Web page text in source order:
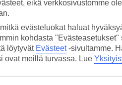
eikä verkkosivustomme
evästeluokat haluat
kohdasta "Evästeasetukset"
löytyvät Evästeet-sivultamme.
ovat meillä turvassa. Lue